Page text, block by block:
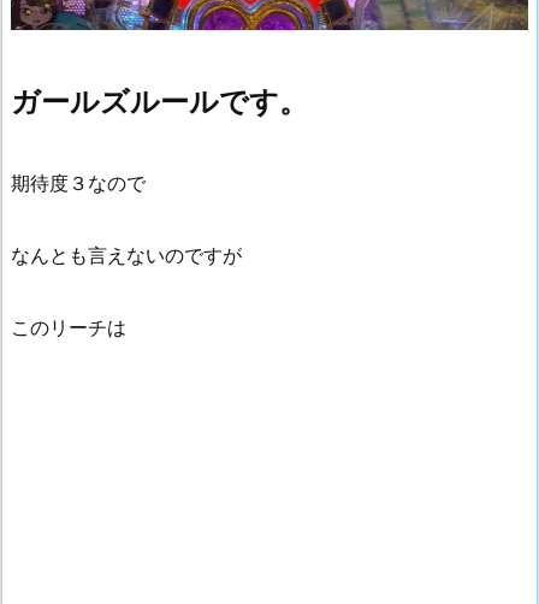
ガールズルールです。
期待度３なので
なんとも言えないのですが
このリーチは